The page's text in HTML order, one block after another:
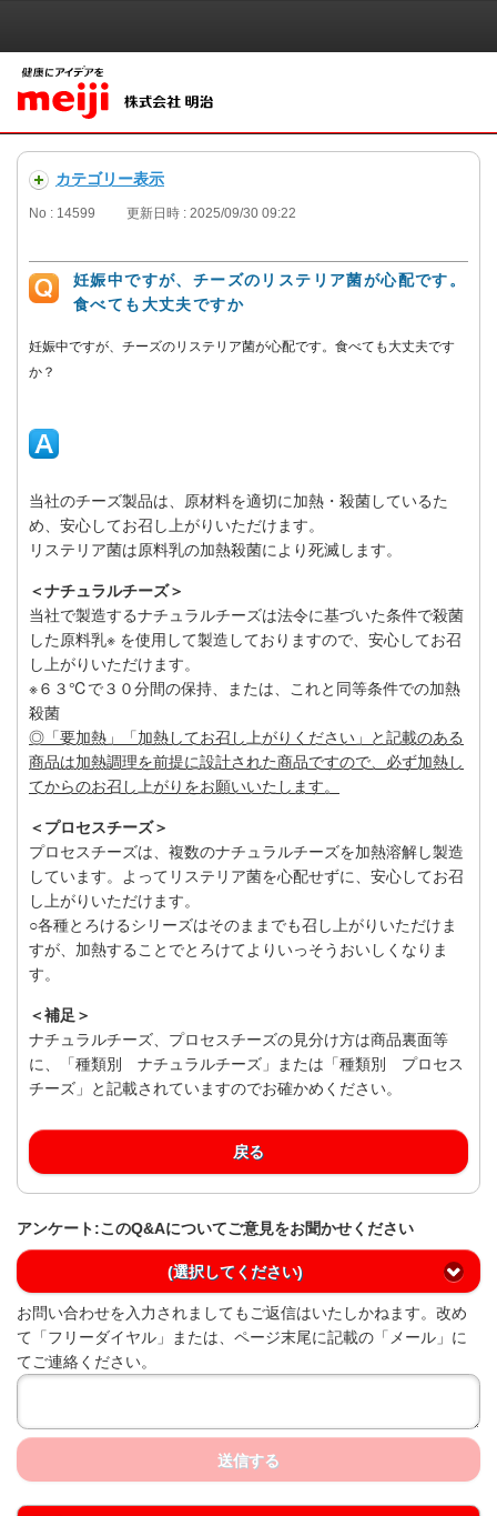
カテゴリー表示
No : 14599 更新日時 : 2025/09/30 09:22
妊娠中ですが、チーズのリステリア菌が心配です。
食べても大丈夫ですか
妊娠中ですが、チーズのリステリア菌が心配です。食べても大丈夫です
か？
当社のチーズ製品は、原材料を適切に加熱・殺菌しているた
め、安心してお召し上がりいただけます。
リステリア菌は原料乳の加熱殺菌により死滅します。
＜ナチュラルチーズ＞
当社で製造するナチュラルチーズは法令に基づいた条件で殺菌
した原料乳※ を使用して製造しておりますので、安心してお召
し上がりいただけます。
※６３℃で３０分間の保持、または、これと同等条件での加熱
殺菌
◎「要加熱」「加熱してお召し上がりください」と記載のある
商品は加熱調理を前提に設計された商品ですので、必ず加熱し
てからのお召し上がりをお願いいたします。
＜プロセスチーズ＞
プロセスチーズは、複数のナチュラルチーズを加熱溶解し製造
しています。よってリステリア菌を心配せずに、安心してお召
し上がりいただけます。
○各種とろけるシリーズはそのままでも召し上がりいただけま
すが、加熱することでとろけてよりいっそうおいしくなりま
す。
＜補足＞
ナチュラルチーズ、プロセスチーズの見分け方は商品裏面等
に、「種類別 ナチュラルチーズ」または「種類別 プロセス
チーズ」と記載されていますのでお確かめください。
戻る
アンケート:このQ&Aについてご意見をお聞かせください
(選択してください)
お問い合わせを入力されましてもご返信はいたしかねます。改め
て「フリーダイヤル」または、ページ末尾に記載の「メール」に
てご連絡ください。
送信する